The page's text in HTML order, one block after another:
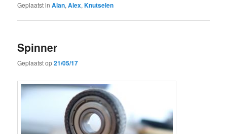
Geplaatst in Alan,Alex,Knutselen
Spinner
Geplaatst op21/05/17